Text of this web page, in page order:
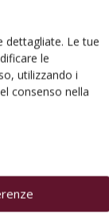
dettagliate. Le tue
le
utilizzando i
consenso nella